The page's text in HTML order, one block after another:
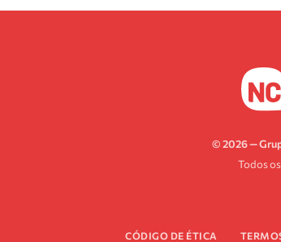
© 2026 —
Todos
CÓDIGO DE ÉTICA